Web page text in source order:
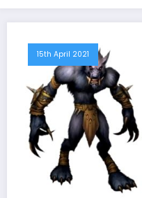
15th April 2021